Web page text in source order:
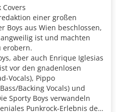
Covers
einer großen
Boys aus Wien beschlossen,
ist und machten
erobern.
aber auch Enrique Iglesias
vor den gnadenlosen
Vocals), Pippo
Backing Vocals) und
Sporty Boys verwandeln
Punkrock-Erlebnis der